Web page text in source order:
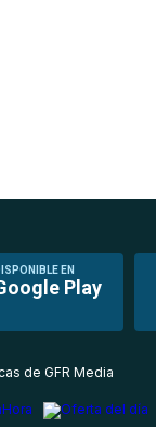
EN
Play
de GFR Media